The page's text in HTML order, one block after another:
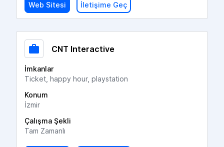
Web Sitesi İletişime Geç
CNT Interactive
İmkanlar
Ticket, happy hour, playstation
Konum
İzmir
Çalışma Şekli
Tam Zamanlı